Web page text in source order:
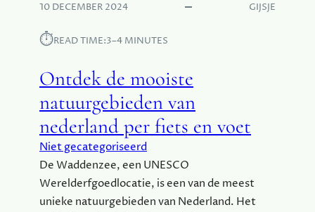
10 DECEMBER 2024 GIJSJE
⏱︎READ TIME:3–4 MINUTES
Ontdek de mooiste
natuurgebieden van
nederland per fiets en voet
Niet gecategoriseerd
De Waddenzee, een UNESCO
Werelderfgoedlocatie, is een van de meest
unieke natuurgebieden van Nederland. Het